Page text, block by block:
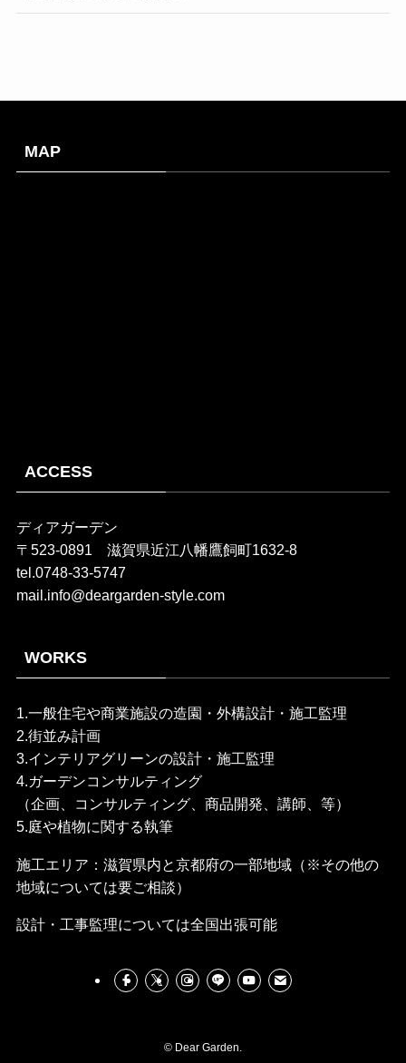
MAP
ACCESS
ディアガーデン
〒523-0891 滋賀県近江八幡鷹飼町1632-8
tel.0748-33-5747
mail.info@deargarden-style.com
WORKS
1.一般住宅や商業施設の造園・外構設計・施工監理
2.街並み計画
3.インテリアグリーンの設計・施工監理
4.ガーデンコンサルティング
（企画、コンサルティング、商品開発、講師、等）
5.庭や植物に関する執筆
施工エリア：滋賀県内と京都府の一部地域（※その他の
地域については要ご相談）
設計・工事監理については全国出張可能
© Dear Garden.